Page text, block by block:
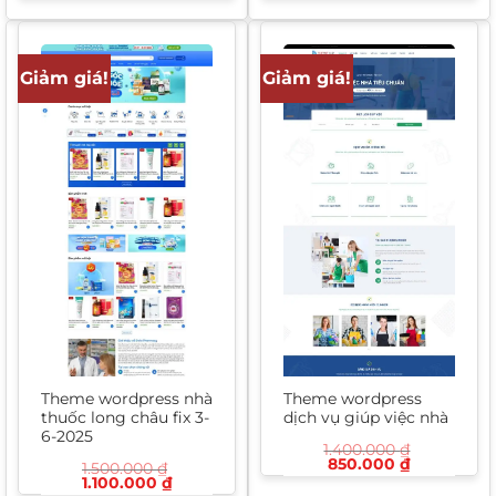
2.000.000 ₫.là:
1.400.000 ₫.
1.500.000 ₫.là:
Giảm giá!
Theme wordpress nhà
thuốc long châu fix 3-
6-2025
1.500.000₫
Giá
1.100.000 ₫Giá
Giảm giá!
Theme wordpress
dịch vụ giúp việc nhà
1.400.000₫
Giá
850.000 ₫Giá